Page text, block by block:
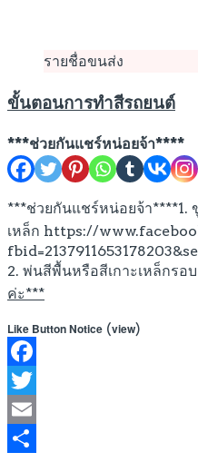
รายชื่อขนส่ง
ขั้นตอนการทำสีรถยนต์
***ช่วยกันแชร์หน่อยจ้า****
***ช่วยกันแชร์หน่อยจ้า****1.
เหล็ก https://
2. พ่นสีพื้นหรือสีเกาะเหล็กรอบ
ค่ะ***
Like Button Notice (view)
Facebook
Twitter
Email